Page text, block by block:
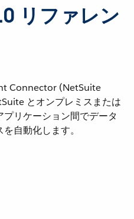
リファレン
Connector (NetSuite
とオンプレミスまたは
リケーション間でデータ
自動化します。